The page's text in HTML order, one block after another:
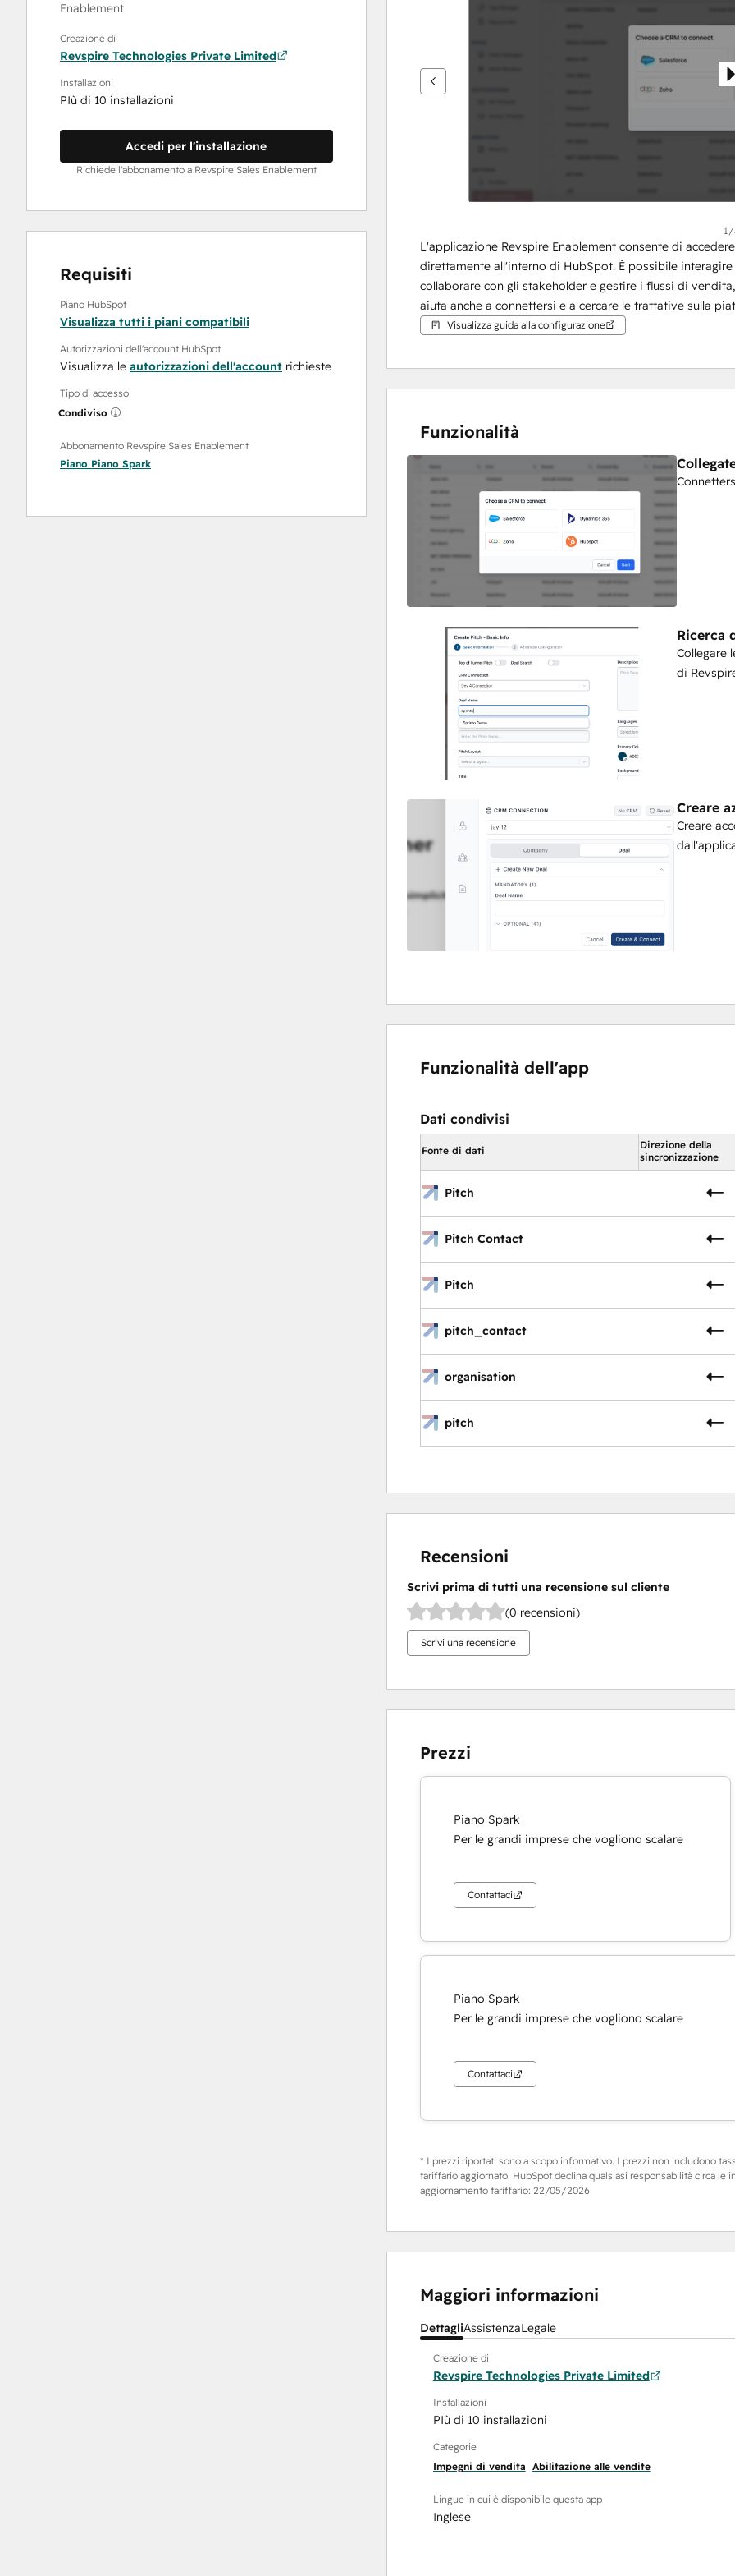
Enablement
Creazione di
Revspire Technologies Private Limited
Installazioni
PIù di 10 installazioni
Accedi per l'installazione
Richiede l'abbonamento a Revspire Sales Enablement
Requisiti
Piano HubSpot
Visualizza tutti i piani compatibili
Autorizzazioni dell'account HubSpot
Visualizza le autorizzazioni dell'account richieste
Tipo di accesso
Condiviso
Abbonamento Revspire Sales Enablement
Piano Piano Spark
altri
articoli
1/
L'applicazione Revspire Enablement consente di
direttamente all'interno di HubSpot. È possibile
collaborare con gli stakeholder e gestire i flussi di
aiuta anche a connettersi e a cercare le trattative sulla
Visualizza guida alla configurazione
Funzionalità
Ricerca
Collegare
di
Creare
Creare
Funzionalità dell'app
Dati condivisi
Fonte di dati
Direzione della
sincronizzazione
Pitch
Pitch Contact
Pitch
pitch_contact
organisation
pitch
Recensioni
Scrivi prima di tutti una recensione sul cliente
(0 recensioni)
Scrivi una recensione
Prezzi
Piano Spark
Per le grandi imprese che vogliono scalare
Contattaci
Piano Spark
Per le grandi imprese che vogliono scalare
Contattaci
* I prezzi riportati sono a scopo informativo. I prezzi non includono
tariffario aggiornato. HubSpot declina qualsiasi responsabilità circa
aggiornamento tariffario: 22/05/2026
Maggiori informazioni
DettagliAssistenzaLegale
Creazione di
Revspire Technologies Private Limited
Installazioni
PIù di 10 installazioni
Categorie
Impegni di vendita Abilitazione alle vendite
Lingue in cui è disponibile questa app
Inglese